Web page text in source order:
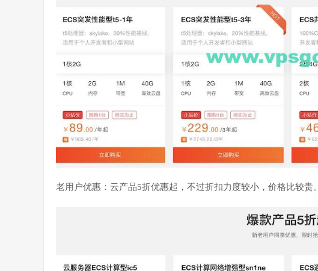
老用户优惠：云产品5折优惠起，不过折扣力度较小，价格比较贵。